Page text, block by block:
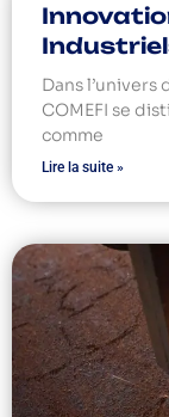
Dans
COMEFI se
comme
Lire la suite »